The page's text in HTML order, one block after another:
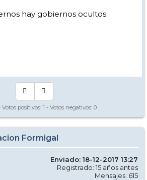
hay gobiernos ocultos
Votos positivos: 1 - Votos negativos: 0
Formigal
Enviado: 18-12-2017 13:27
Registrado: 15 años antes
Mensajes: 615